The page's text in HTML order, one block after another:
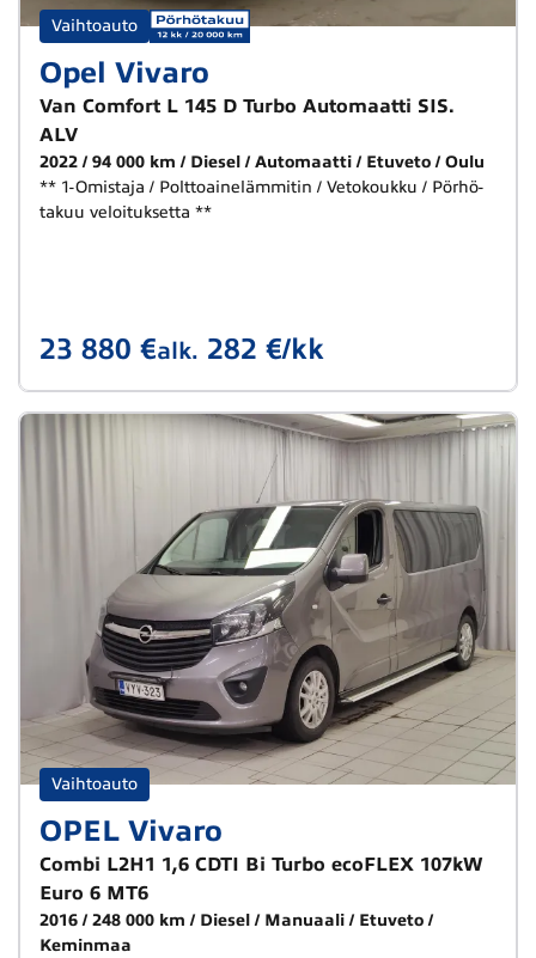
Vaihtoauto
Opel Vivaro
Van Comfort L 145 D Turbo Automaatti SIS.
ALV
2022 94 000 km Diesel Automaatti Etuveto
Oulu
** 1-Omistaja / Polttoainelämmitin / Vetokoukku / Pörhö-
takuu veloituksetta **
23 880 €alk. 282 €/kk
Vaihtoauto
OPEL Vivaro
Combi L2H1 1,6 CDTI Bi Turbo ecoFLEX 107kW
Euro 6 MT6
2016 248 000 km Diesel Manuaali
Etuveto
Keminmaa